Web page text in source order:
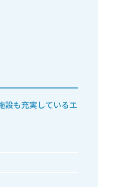
設も充実しているエ